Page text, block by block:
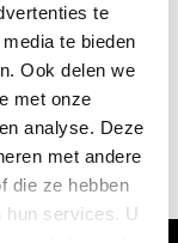
te
te bieden
Ook delen we
met onze
analyse. Deze
met andere
die ze hebben
hun services. U
geschiedenis
Hollandse